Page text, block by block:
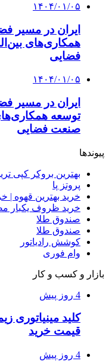
۱۴۰۴/۰۱/۰۵
همکاری‌های
فضایی
۱۴۰۴/۰۱/۰۵
توسعه
صنعت فضایی
پیوندها
بهترین بروکر کپی
پروتز پا
خرید بهترین قهوه |
خرید ظروف یکبار
صندوق طلا
صندوق طلا
کوشش رادیاتور
وام فوری
بازار و کسب و کار
4 روز پیش
قیمت خرید
4 روز پیش